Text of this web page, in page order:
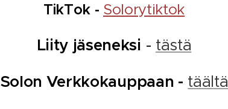
TikTok - Solorytiktok
Liity jäseneksi - tästä
Solon Verkkokauppaan - täältä